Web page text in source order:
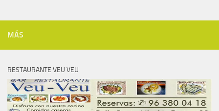
MÁS
RESTAURANTE VEU VEU